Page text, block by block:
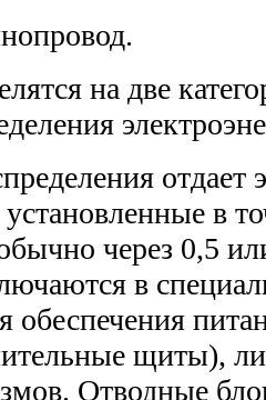
на две
отдает
в
через 0,5
в
обеспечения
щиты),
Отводные